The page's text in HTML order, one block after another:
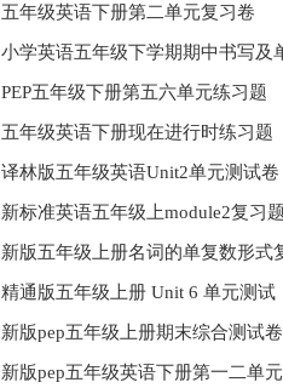
五年级英语下册第二单元复习卷
小学英语五年级下学期期中书写及
PEP五年级下册第五六单元练习题
五年级英语下册现在进行时练习题
译林版五年级英语Unit2单元测试卷
新标准英语五年级上module2复习题
新版五年级上册名词的单复数形式
精通版五年级上册 Unit 6 单元测试
新版pep五年级上册期末综合测试卷
新版pep五年级英语下册第一二单